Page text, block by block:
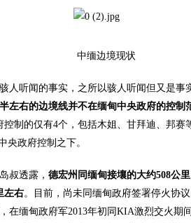
中缅边境现状
听闻的事实，之所以骇人听闻但又是事
左右的边境线并不在缅甸中央政府的控制
控制的仅有4个，包括木姐、甘拜迪、邦赛
央政府控制之下。
透露， 德宏州同缅甸接壤的大约508公
左右。目前，尚未同缅甸政府签署停火协
在缅甸政府军2013年初同KIA激烈交火期